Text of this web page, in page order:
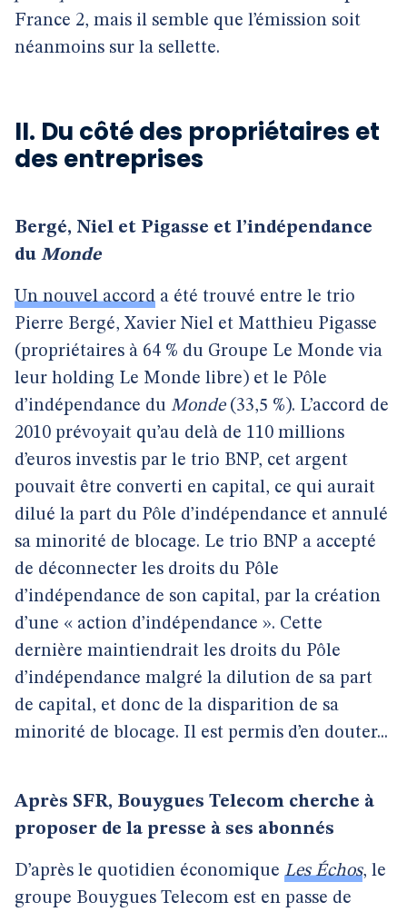
France 2, mais il semble que l’émission soit
néanmoins sur la sellette.
II. Du côté des propriétaires et
des entreprises
Bergé, Niel et Pigasse et l’indépendance
du Monde
Un nouvel accord a été trouvé entre le trio
Pierre Bergé, Xavier Niel et Matthieu Pigasse
(propriétaires à 64 % du Groupe Le Monde via
leur holding Le Monde libre) et le Pôle
d’indépendance du Monde(33,5 %). L’accord de
2010 prévoyait qu’au delà de 110 millions
d’euros investis par le trio BNP, cet argent
pouvait être converti en capital, ce qui aurait
dilué la part du Pôle d’indépendance et annulé
sa minorité de blocage. Le trio BNP a accepté
de déconnecter les droits du Pôle
d’indépendance de son capital, par la création
d’une « action d’indépendance ». Cette
dernière maintiendrait les droits du Pôle
d’indépendance malgré la dilution de sa part
de capital, et donc de la disparition de sa
minorité de blocage. Il est permis d’en douter...
Après SFR, Bouygues Telecom cherche à
proposer de la presse à ses abonnés
D’après le quotidien économique Les Échos, le
groupe Bouygues Telecom est en passe de